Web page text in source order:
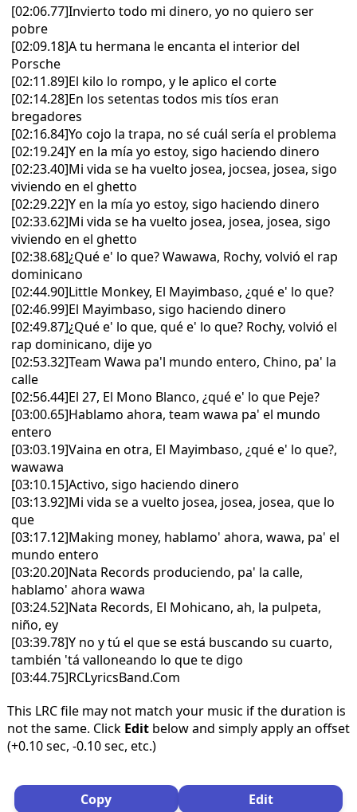
[02:06.77]Invierto todo mi dinero, yo no quiero ser
pobre
[02:09.18]A tu hermana le encanta el interior del
Porsche
[02:11.89]El kilo lo rompo, y le aplico el corte
[02:14.28]En los setentas todos mis tíos eran
bregadores
[02:16.84]Yo cojo la trapa, no sé cuál sería el problema
[02:19.24]Y en la mía yo estoy, sigo haciendo dinero
[02:23.40]Mi vida se ha vuelto josea, jocsea, josea, sigo
viviendo en el ghetto
[02:29.22]Y en la mía yo estoy, sigo haciendo dinero
[02:33.62]Mi vida se ha vuelto josea, josea, josea, sigo
viviendo en el ghetto
[02:38.68]¿Qué e' lo que? Wawawa, Rochy, volvió el rap
dominicano
[02:44.90]Little Monkey, El Mayimbaso, ¿qué e' lo que?
[02:46.99]El Mayimbaso, sigo haciendo dinero
[02:49.87]¿Qué e' lo que, qué e' lo que? Rochy, volvió el
rap dominicano, dije yo
[02:53.32]Team Wawa pa'l mundo entero, Chino, pa' la
calle
[02:56.44]El 27, El Mono Blanco, ¿qué e' lo que Peje?
[03:00.65]Hablamo ahora, team wawa pa' el mundo
entero
[03:03.19]Vaina en otra, El Mayimbaso, ¿qué e' lo que?,
wawawa
[03:10.15]Activo, sigo haciendo dinero
[03:13.92]Mi vida se a vuelto josea, josea, josea, que lo
que
[03:17.12]Making money, hablamo' ahora, wawa, pa' el
mundo entero
[03:20.20]Nata Records produciendo, pa' la calle,
hablamo' ahora wawa
[03:24.52]Nata Records, El Mohicano, ah, la pulpeta,
niño, ey
[03:39.78]Y no y tú el que se está buscando su cuarto,
también 'tá valloneando lo que te digo
[03:44.75]RCLyricsBand.Com
This LRC file may not match your music if the duration is
not the same. Click Editbelow and simply apply an offset
(+0.10 sec, -0.10 sec, etc.)
Copy
Edit